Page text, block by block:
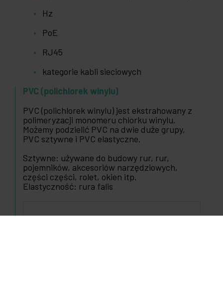
Hz
PoE
RJ45
kategorie kabli sieciowych
PVC (polichlorek winylu)
PVC (polichlorek winylu) jest ekstrahowany z
polimeryzacji monomeru chlorku winylu.
Możemy podzielić PVC na dwie duże grupy,
PVC sztywne i PVC elastyczne.
Sztywne: używane do budowy rur, rur,
pojemników, akcesoriów narzędziowych,
części części, rolet, okien itp.
Elastyczność: rura falis